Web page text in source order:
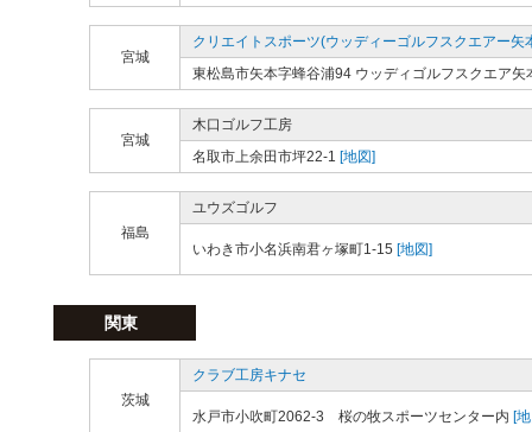
宮城
クリエイトスポーツ(ウッディーゴルフスクエアー矢
東松島市矢本字蜂谷浦94 ウッディゴルフスクエア矢
宮城
木口ゴルフ工房
名取市上余田市坪22-1 [地図]
福島
ユウズゴルフ
いわき市小名浜南君ヶ塚町1-15 [地図]
関東
茨城
クラブ工房キナセ
水戸市小吹町2062-3 桜の牧スポーツセンター内 [